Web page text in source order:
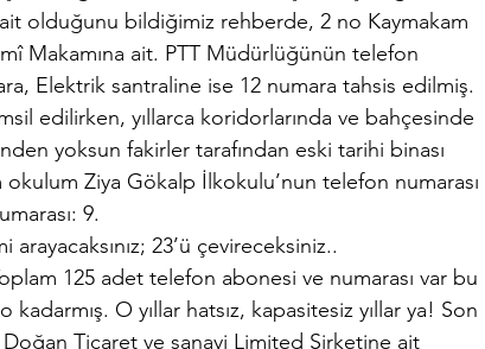
olduğunu bildiğimiz rehberde, 2 no Kaymakam
Makamına ait. PTT Müdürlüğünün telefon
Elektrik santraline ise 12 numara tahsis edilmiş.
edilirken, yıllarca koridorlarında ve bahçesinde
yoksun fakirler tarafından eski tarihi binası
Ziya Gökalp İlkokulu’nun telefon numarası
9.
23’ü çevireceksiniz..
125 adet telefon abonesi ve numarası var bu
O yıllar hatsız, kapasitesiz yıllar ya! Son
Ticaret ve sanayi Limited Şirketine ait